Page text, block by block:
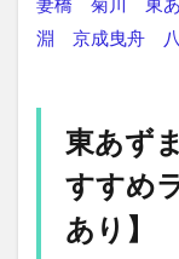
淵
京成曳舟
東あず
すすめ
あり】